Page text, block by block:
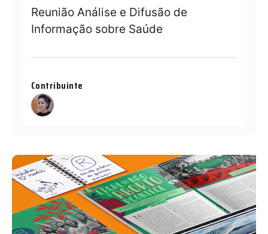
Reunião Análise e Difusão de
Informação sobre Saúde
Contribuinte